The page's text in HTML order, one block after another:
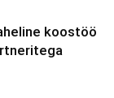
koostöö